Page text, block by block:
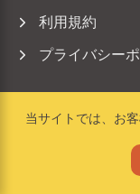
当サイトでは、お
利用規約
プライバシー
著作権 ©